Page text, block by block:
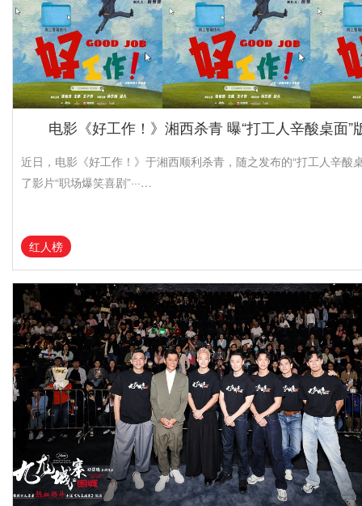
电影《好工作！》湘西杀青 曝“打工人辛酸桌面”
近日，电影《好工作！》于湘西顺利杀青，随之发布的“打工人辛酸
了影片“职场爆笑喜剧”···…
红人榜